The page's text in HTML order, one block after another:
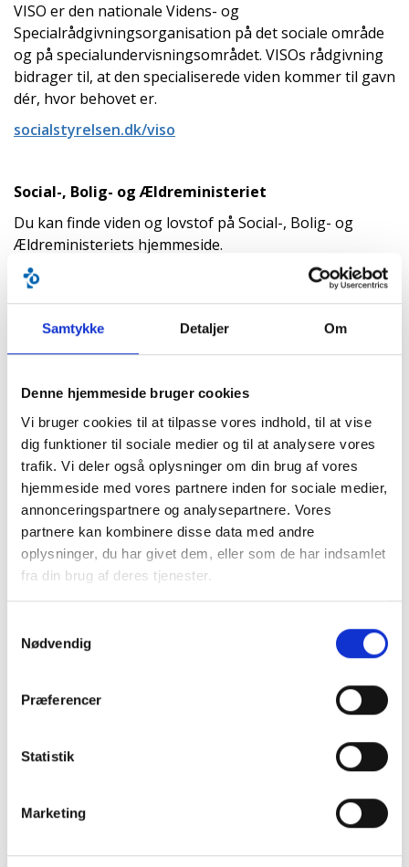
Samtykke Detaljer Om
Denne hjemmeside bruger cookies
Vi bruger cookies til at tilpasse vores indhold, til at vise
dig funktioner til sociale medier og til at analysere vores
trafik. Vi deler også oplysninger om din brug af vores
hjemmeside med vores partnere inden for sociale medier,
annonceringspartnere og analysepartnere. Vores
partnere kan kombinere disse data med andre
oplysninger, du har givet dem, eller som de har indsamlet
fra din brug af deres tjenester.
Nødvendig
Præferencer
Statistik
Marketing
VISO er den nationale Videns- og
Specialrådgivningsorganisation på det sociale område
og på specialundervisningsområdet. VISOs rådgivning
bidrager til, at den specialiserede viden kommer til gavn
dér, hvor behovet er.
socialstyrelsen.dk/viso
Social-, Bolig- og Ældreministeriet
Du kan finde viden og lovstof på Social-, Bolig- og
Ældreministeriets hjemmeside.
Social-, Bolig- og Ældreministeriet
Social- og Boligstyrelsen
Boligstyrelsens side.
Læs fx. deres'Guide til hjælp og støtte for forældre
til børn med handicap (2024)'
Sidst opdateret:7. maj 2026 kl.14:47
BLIV MEDLEM ›
MEDLEMSTILBUD
Socialfaglig rådgivning ›